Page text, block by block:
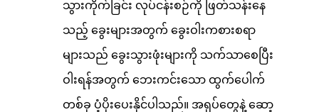
သွားကိုက်ခြင်း လုပ်ငန်းစဉ်ကို ဖြတ်သန်းနေ
သည့် ခွေးများအတွက် ခွေးဝါးကစားစရာ
များသည် ခွေးသွားဖုံးများကို သက်သာစေပြီး
ဝါးရန်အတွက် ဘေးကင်းသော ထွက်ပေါက်
တစ်ခု ပံ့ပိုးပေးနိုင်ပါသည်။ အရုပ်တွေနဲ့ ဆော့